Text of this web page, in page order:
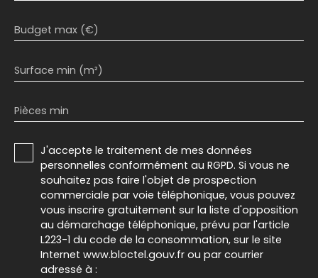
Budget max (€)
Surface min (m²)
Pièces min
J'accepte le traitement de mes données
personnelles conformément au RGPD. Si vous ne
souhaitez pas faire l'objet de prospection
commerciale par voie téléphonique, vous pouvez
vous inscrire gratuitement sur la liste d'opposition
au démarchage téléphonique, prévu par l'article
L223-1 du code de la consommation, sur le site
Internet www.bloctel.gouv.fr ou par courrier
adressé à :